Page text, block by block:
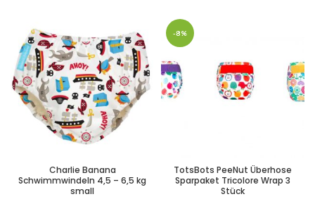
Charlie Banana
Schwimmwindeln 4,5 – 6,5 kg
small
-8%
TotsBots PeeNut Überhose
Sparpaket Tricolore Wrap 3
Stück